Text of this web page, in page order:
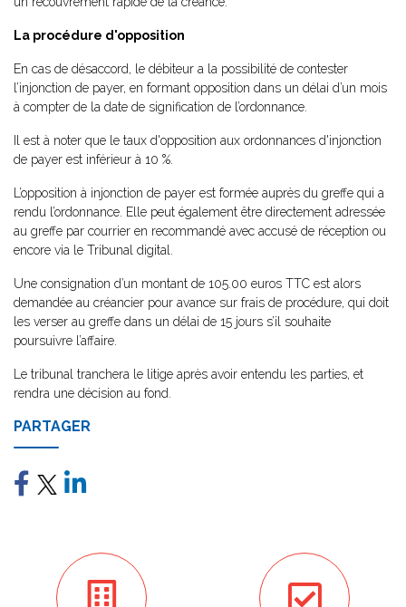
La procédure d'opposition
En cas de désaccord, le débiteur a la possibilité de contester
l’injonction de payer, en formant opposition dans un délai d’un mois
à compter de la date de signification de l’ordonnance.
Il est à noter que le taux d'opposition aux ordonnances d'injonction
de payer est inférieur à 10 %.
L’opposition à injonction de payer est formée auprès du greffe qui a
rendu l’ordonnance. Elle peut également être directement adressée
au greffe par courrier en recommandé avec accusé de réception ou
encore via le Tribunal digital.
Une consignation d’un montant de 105.00 euros TTC est alors
demandée au créancier pour avance sur frais de procédure, qui doit
les verser au greffe dans un délai de 15 jours s’il souhaite
poursuivre l’affaire.
Le tribunal tranchera le litige après avoir entendu les parties, et
rendra une décision au fond.
PARTAGER